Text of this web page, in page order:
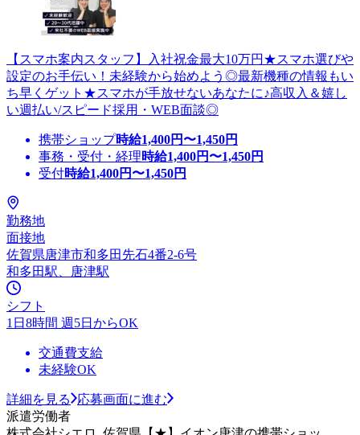
【スマホ案内スタッフ】入社祝金最大10万円★スマホ選びや
設定のお手伝い！未経験から始めよう◎最新機種の情報もい
ち早くゲット★スマホが手放せないあなたに♪高収入＆嬉し
い週払い/スピード採用・WEB面談◎
携帯ショップ時給1,400円〜1,450円
事務・受付・経理時給1,400円〜1,450円
受付時給1,400円〜1,450円
勤務地
面接地
佐賀県唐津市和多田先石4番2-6号
和多田駅、唐津駅
シフト
1日8時間 週5日からOK
交通費支給
未経験OK
詳細を見る
応募画面に進む
派遣労働者